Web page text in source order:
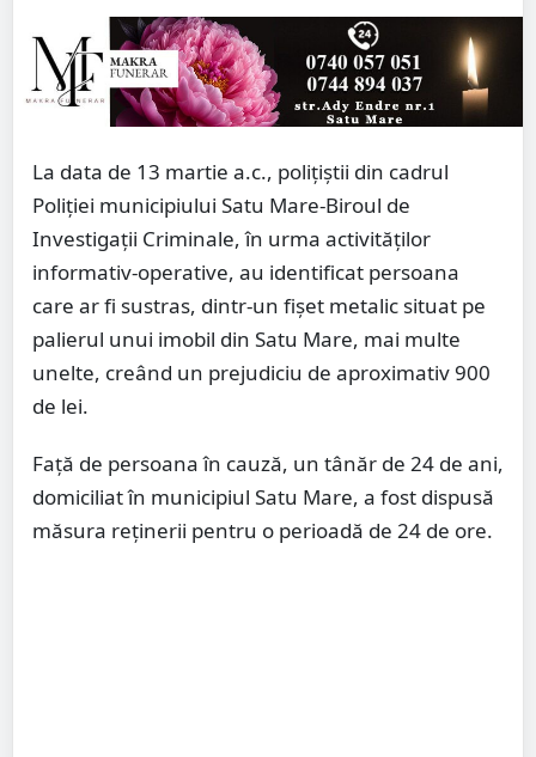
La data de 13 martie a.c., polițiștii din cadrul
Poliției municipiului Satu Mare-Biroul de
Investigații Criminale, în urma activităților
informativ-operative, au identificat persoana
care ar fi sustras, dintr-un fișet metalic situat pe
palierul unui imobil din Satu Mare, mai multe
unelte, creând un prejudiciu de aproximativ 900
de lei.
Față de persoana în cauză, un tânăr de 24 de ani,
domiciliat în municipiul Satu Mare, a fost dispusă
măsura reținerii pentru o perioadă de 24 de ore.